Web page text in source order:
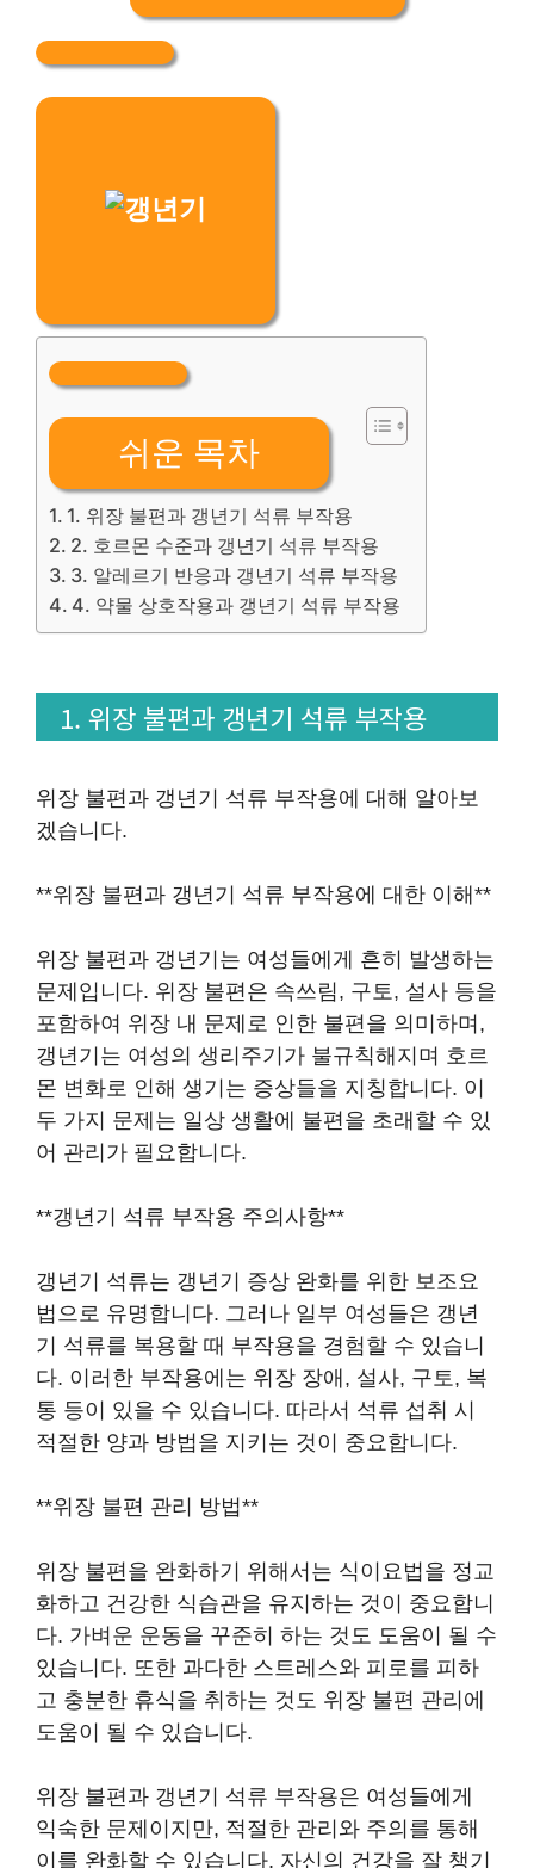
쉬운 목차
1. 위장 불편과 갱년기 석류 부작용
2. 호르몬 수준과 갱년기 석류 부작용
3. 알레르기 반응과 갱년기 석류 부작용
4. 약물 상호작용과 갱년기 석류 부작용
1. 위장 불편과 갱년기 석류 부작용
위장 불편과 갱년기 석류 부작용에 대해 알아보
겠습니다.
**위장 불편과 갱년기 석류 부작용에 대한 이해**
위장 불편과 갱년기는 여성들에게 흔히 발생하는
문제입니다. 위장 불편은 속쓰림, 구토, 설사 등을
포함하여 위장 내 문제로 인한 불편을 의미하며,
갱년기는 여성의 생리주기가 불규칙해지며 호르
몬 변화로 인해 생기는 증상들을 지칭합니다. 이
두 가지 문제는 일상 생활에 불편을 초래할 수 있
어 관리가 필요합니다.
**갱년기 석류 부작용 주의사항**
갱년기 석류는 갱년기 증상 완화를 위한 보조요
법으로 유명합니다. 그러나 일부 여성들은 갱년
기 석류를 복용할 때 부작용을 경험할 수 있습니
다. 이러한 부작용에는 위장 장애, 설사, 구토, 복
통 등이 있을 수 있습니다. 따라서 석류 섭취 시
적절한 양과 방법을 지키는 것이 중요합니다.
**위장 불편 관리 방법**
위장 불편을 완화하기 위해서는 식이요법을 정교
화하고 건강한 식습관을 유지하는 것이 중요합니
다. 가벼운 운동을 꾸준히 하는 것도 도움이 될 수
있습니다. 또한 과다한 스트레스와 피로를 피하
고 충분한 휴식을 취하는 것도 위장 불편 관리에
도움이 될 수 있습니다.
위장 불편과 갱년기 석류 부작용은 여성들에게
익숙한 문제이지만, 적절한 관리와 주의를 통해
이를 완화할 수 있습니다. 자신의 건강을 잘 챙기